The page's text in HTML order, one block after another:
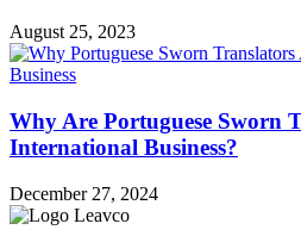
August 25, 2023
Why Are Portuguese Sworn
International Business?
December 27, 2024